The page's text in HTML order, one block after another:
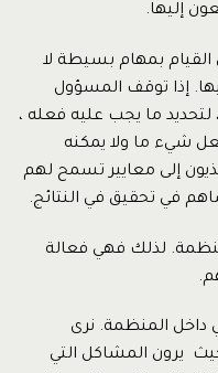
إليها.
القيام بمهام بسيطة لا
إذا توقف المسؤول
لتحديد ما يجب عليه فعله ،
شيء ما ولا يمكنه
إلى معايير تسمح لهم
في تحقيق في النتائج.
لذلك فهي فعالة
داخل المنظمة. نرى
يرون المشاكل التي